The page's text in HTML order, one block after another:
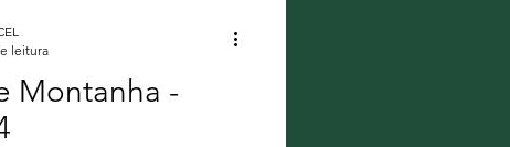
Montanha -
leitura